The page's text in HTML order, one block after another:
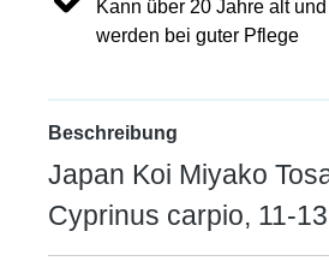
Kann über 20 Jahre alt
werden bei guter Pflege
Beschreibung
Japan Koi Miyako
Cyprinus carpio, 11-